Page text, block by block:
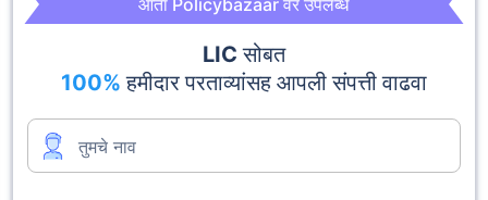
आता Policybazaar वर उपलब्ध
LIC सोबत
100% हमीदार परताव्यांसह आपली संपत्ती वाढवा
तुमचे नाव